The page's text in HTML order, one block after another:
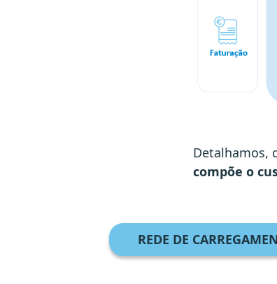
Detalhamos,
compõe o
REDE DE